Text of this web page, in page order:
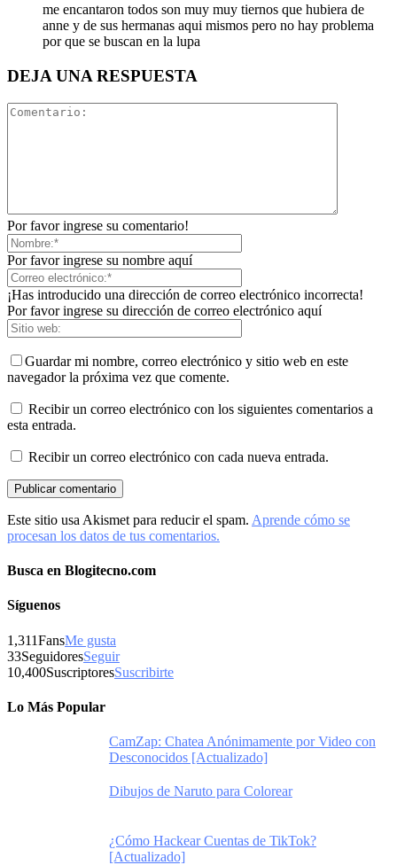
me encantaron todos son muy muy tiernos que hubiera de
anne y de sus hermanas aqui mismos pero no hay problema
por que se buscan en la lupa
DEJA UNA RESPUESTA
Por favor ingrese su comentario!
Por favor ingrese su nombre aquí
¡Has introducido una dirección de correo electrónico incorrecta!
Por favor ingrese su dirección de correo electrónico aquí
Guardar mi nombre, correo electrónico y sitio web en este
navegador la próxima vez que comente.
Recibir un correo electrónico con los siguientes comentarios a
esta entrada.
Recibir un correo electrónico con cada nueva entrada.
Este sitio usa Akismet para reducir el spam. Aprende cómo se
procesan los datos de tus comentarios.
Busca en Blogitecno.com
Síguenos
1,311FansMe gusta
33SeguidoresSeguir
10,400SuscriptoresSuscribirte
Lo Más Popular
CamZap: Chatea Anónimamente por Video con
Desconocidos [Actualizado]
Dibujos de Naruto para Colorear
¿Cómo Hackear Cuentas de TikTok?
[Actualizado]